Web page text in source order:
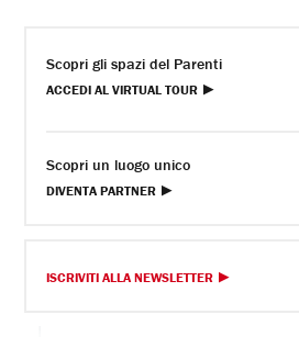
Scopri gli spazi del Parenti
ACCEDI AL VIRTUAL TOUR
Scopri un luogo unico
DIVENTA PARTNER
ISCRIVITI ALLA NEWSLETTER